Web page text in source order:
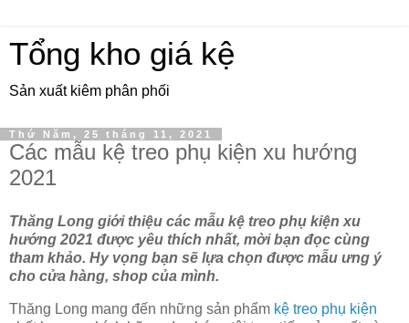
Tổng kho giá kệ
Sản xuất kiêm phân phối
Thứ Năm, 25 tháng 11, 2021
Các mẫu kệ treo phụ kiện xu hướng
2021
Thăng Long giới thiệu các mẫu kệ treo phụ kiện xu
hướng 2021 được yêu thích nhất, mời bạn đọc cùng
tham khảo. Hy vọng bạn sẽ lựa chọn được mẫu ưng ý
cho cửa hàng, shop của mình.
Thăng Long mang đến những sản phẩm kệ treo phụ kiện